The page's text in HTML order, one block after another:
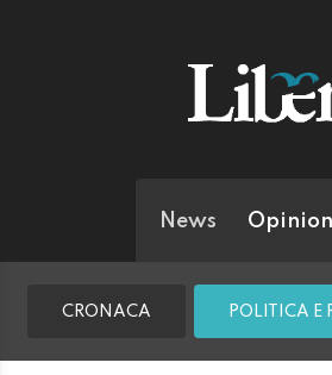
News
CRONACA POLITICA E